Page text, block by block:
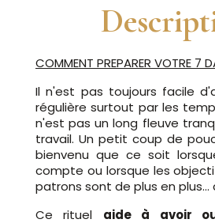
COMMENT PREPARER VOTRE 7
Il n'est pas toujours facile
régulière surtout par les
n'est pas un long fleuve
travail. Un petit coup de
bienvenu que ce soit
compte ou lorsque les
patrons sont de plus en plus...
Ce rituel aide à avoir